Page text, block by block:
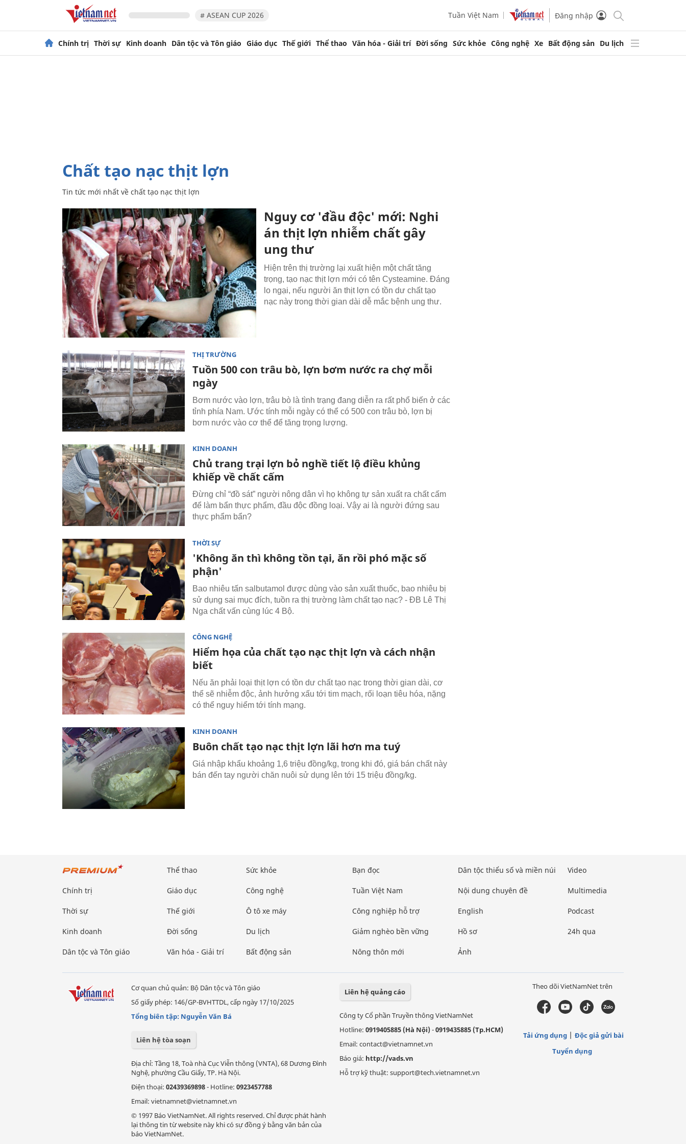
# ASEAN CUP 2026 Tuần Việt Nam Đăng nhập
Chính trị Thời sự Kinh doanh Dân tộc và Tôn giáo Giáo dục Thế giới Thể thao Văn hóa - Giải trí Đời sống Sức khỏe Công nghệ Xe Bất động sản Du lịch
chất tạo nạc thịt lợn
Tin tức mới nhất về chất tạo nạc thịt lợn
Nguy cơ 'đầu độc' mới: Nghi
án thịt lợn nhiễm chất gây
ung thư
Hiện trên thị trường lại xuất hiện một chất tăng
trọng, tạo nạc thịt lợn mới có tên Cysteamine. Đáng
lo ngại, nếu người ăn thịt lợn có tồn dư chất tạo
nạc này trong thời gian dài dễ mắc bệnh ung thư.
THỊ TRƯỜNG
Tuồn 500 con trâu bò, lợn bơm nước ra chợ mỗi
ngày
Bơm nước vào lợn, trâu bò là tình trạng đang diễn ra rất phổ biến ở các
tỉnh phía Nam. Ước tính mỗi ngày có thể có 500 con trâu bò, lợn bị
bơm nước vào cơ thể để tăng trọng lượng.
KINH DOANH
Chủ trang trại lợn bỏ nghề tiết lộ điều khủng
khiếp về chất cấm
Đừng chỉ “đồ sát” người nông dân vì họ không tự sản xuất ra chất cấm
để làm bẩn thực phẩm, đầu độc đồng loại. Vậy ai là người đứng sau
thực phẩm bẩn?
THỜI SỰ
'Không ăn thì không tồn tại, ăn rồi phó mặc số
phận'
Bao nhiêu tấn salbutamol được dùng vào sản xuất thuốc, bao nhiêu bị
sử dụng sai mục đích, tuồn ra thị trường làm chất tạo nạc? - ĐB Lê Thị
Nga chất vấn cùng lúc 4 Bộ.
CÔNG NGHỆ
Hiểm họa của chất tạo nạc thịt lợn và cách nhận
biết
Nếu ăn phải loại thịt lợn có tồn dư chất tạo nạc trong thời gian dài, cơ
thể sẽ nhiễm độc, ảnh hưởng xấu tới tim mạch, rối loạn tiêu hóa, nặng
có thể nguy hiểm tới tính mạng.
KINH DOANH
Buôn chất tạo nạc thịt lợn lãi hơn ma tuý
Giá nhập khẩu khoảng 1,6 triệu đồng/kg, trong khi đó, giá bán chất này
bán đến tay người chăn nuôi sử dụng lên tới 15 triệu đồng/kg.
Chính trị
Thời sự
Kinh doanh
Dân tộc và Tôn giáo
Thể thao
Giáo dục
Thế giới
Đời sống
Văn hóa - Giải trí
Sức khỏe
Công nghệ
Ô tô xe máy
Du lịch
Bất động sản
Bạn đọc
Tuần Việt Nam
Công nghiệp hỗ trợ
Giảm nghèo bền vững
Nông thôn mới
Dân tộc thiểu số và miền núi
Nội dung chuyên đề
English
Hồ sơ
Ảnh
Video
Multimedia
Podcast
24h qua
Cơ quan chủ quản: Bộ Dân tộc và Tôn giáo
Số giấy phép: 146/GP-BVHTTDL, cấp ngày 17/10/2025
Tổng biên tập: Nguyễn Văn Bá
Liên hệ tòa soạn
Địa chỉ: Tầng 18, Toà nhà Cục Viễn thông (VNTA), 68 Dương Đình
Nghệ, phường Cầu Giấy, TP. Hà Nội.
Điện thoại: 02439369898- Hotline: 0923457788
Email: vietnamnet@vietnamnet.vn
© 1997 Báo VietNamNet. All rights reserved. Chỉ được phát hành
lại thông tin từ website này khi có sự đồng ý bằng văn bản của
báo VietNamNet.
Liên hệ quảng cáo
Công ty Cổ phần Truyền thông VietNamNet
Hotline: 0919405885 (Hà Nội)-0919435885 (Tp.HCM)
Email: contact@vietnamnet.vn
Báo giá: http://vads.vn
Hỗ trợ kỹ thuật: support@tech.vietnamnet.vn
Theo dõi VietNamNet trên
Tải ứng dụng
Độc giả gửi bài
Tuyển dụng